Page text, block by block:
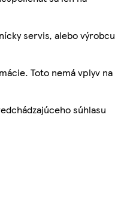
servis, alebo výrobcu
Toto nemá vplyv na
súhlasu